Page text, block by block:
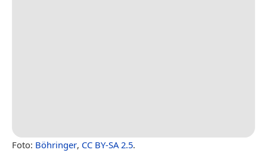
Foto: Böhringer, CC BY-SA 2.5.